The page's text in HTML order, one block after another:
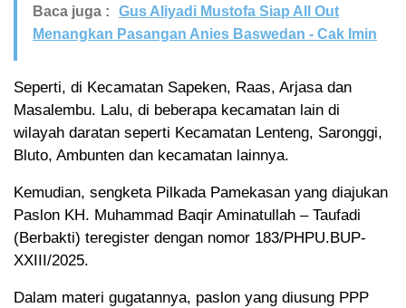
Baca juga :
Gus Aliyadi Mustofa Siap All Out
Menangkan Pasangan Anies Baswedan - Cak Imin
Seperti, di Kecamatan Sapeken, Raas, Arjasa dan
Masalembu. Lalu, di beberapa kecamatan lain di
wilayah daratan seperti Kecamatan Lenteng, Saronggi,
Bluto, Ambunten dan kecamatan lainnya.
Kemudian, sengketa Pilkada Pamekasan yang diajukan
Paslon KH. Muhammad Baqir Aminatullah – Taufadi
(Berbakti) teregister dengan nomor 183/PHPU.BUP-
XXIII/2025.
Dalam materi gugatannya, paslon yang diusung PPP